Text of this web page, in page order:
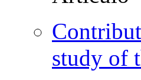
study of